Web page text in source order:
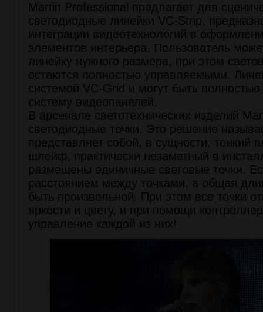
Martin Professional предлагает для
светодиодные линейки VC-Strip,
интеграции видеотехнологий в
элементов интерьера. Пользователь
линейку нужного размера, при этом
остаются полностью управляемыми.
системой VC-Grid и могут быть
систему видеопанелей.
В арсенале светотехнических изделий
светодиодные точки. Это решение
представляет собой, в сущности, тонкий
шлейф, практически незаметный в
размещены единичные световые точки.
расстоянием между точками, а общая
быть произвольной. При этом все точки
яркости и цвету, и при помощи
управление каждой из них!